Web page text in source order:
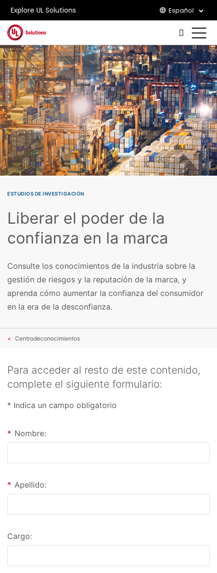
Explore UL Solutions Español
Skip to main content
ESTUDIOS DE INVESTIGACIÓN
Liberar el poder de la
confianza en la marca
Consulte los conocimientos de la industria sobre la
gestión de riesgos y la reputación de la marca, y
aprenda cómo aumentar la confianza del consumidor
en la era de la desconfianza.
Centrodeconocimientos
Para acceder al resto de este contenido,
complete el siguiente formulario:
* Indica un campo obligatorio
* Nombre:
* Apellido:
Cargo: